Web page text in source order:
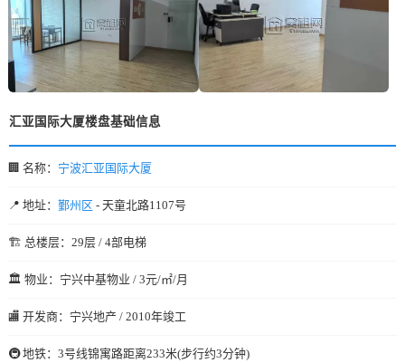
汇亚国际大厦楼盘基础信息
🏢 名称： 宁波汇亚国际大厦
📍 地址： 鄞州区 - 天童北路1107号
🏗️ 总楼层：29层 / 4部电梯
🏛️ 物业：宁兴中基物业 / 3元/㎡/月
🏬 开发商：宁兴地产 / 2010年竣工
🚇 地铁：3号线锦寓路距离233米(步行约3分钟)